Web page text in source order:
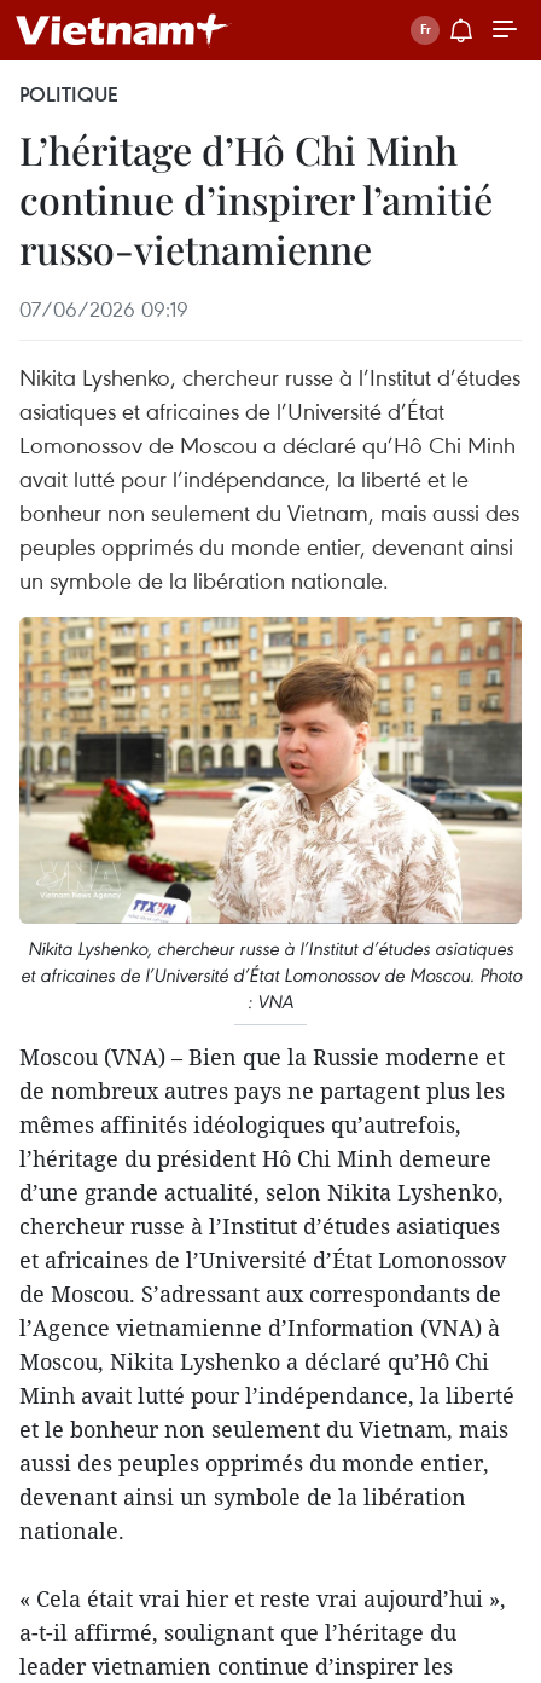
POLITIQUE
L’héritage d’Hô Chi Minh
continue d’inspirer l’amitié
russo-vietnamienne
07/06/2026 09:19
Nikita Lyshenko, chercheur russe à l’Institut d’études
asiatiques et africaines de l’Université d’État
Lomonossov de Moscou a déclaré qu’Hô Chi Minh
avait lutté pour l’indépendance, la liberté et le
bonheur non seulement du Vietnam, mais aussi des
peuples opprimés du monde entier, devenant ainsi
un symbole de la libération nationale.
Nikita Lyshenko, chercheur russe à l’Institut d’études asiatiques
et africaines de l’Université d’État Lomonossov de Moscou. Photo
: VNA
Moscou (VNA) – Bien que la Russie moderne et
de nombreux autres pays ne partagent plus les
mêmes affinités idéologiques qu’autrefois,
l’héritage du président Hô Chi Minh demeure
d’une grande actualité, selon Nikita Lyshenko,
chercheur russe à l’Institut d’études asiatiques
et africaines de l’Université d’État Lomonossov
de Moscou. S’adressant aux correspondants de
l’Agence vietnamienne d’Information (VNA) à
Moscou, Nikita Lyshenko a déclaré qu’Hô Chi
Minh avait lutté pour l’indépendance, la liberté
et le bonheur non seulement du Vietnam, mais
aussi des peuples opprimés du monde entier,
devenant ainsi un symbole de la libération
nationale.
« Cela était vrai hier et reste vrai aujourd’hui »,
a-t-il affirmé, soulignant que l’héritage du
leader vietnamien continue d’inspirer les